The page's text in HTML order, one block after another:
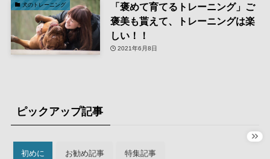
犬のトレーニング
「褒めて育てるトレーニング」ご
褒美も貰えて、トレーニングは楽
しい！！
2021年6月8日
ピックアップ記事
初めに お勧め記事 特集記事